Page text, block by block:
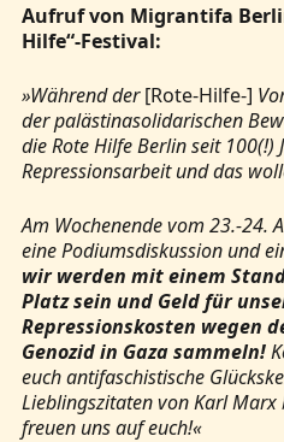
Aufruf von Migrantifa
Hilfe“-Festival:
»Während der[Rote-Hilfe-]
der palästinasolidarischen
die Rote Hilfe Berlin seit 100(!)
Repressionsarbeit und das
Am Wochenende vom 23.-24.
eine Podiumsdiskussion und
wir werden mit einem
Platz sein und Geld für
Repressionskosten wegen
Genozid in Gaza sammeln!
euch antifaschistische
Lieblingszitaten von Karl Marx
freuen uns auf euch!«